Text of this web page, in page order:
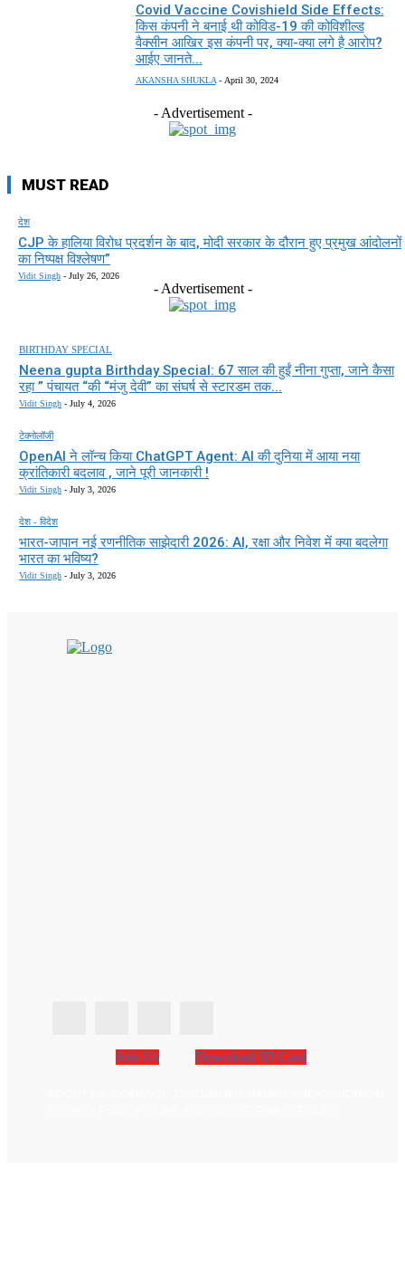
Covid Vaccine Covishield Side Effects:
किस कंपनी ने बनाई थी कोविड-19 की कोविशील्ड
वैक्सीन आखिर इस कंपनी पर, क्या-क्या लगे है आरोप?
आईए जानते...
AKANSHA SHUKLA - April 30, 2024
- Advertisement -
MUST READ
देश
CJP के हालिया विरोध प्रदर्शन के बाद, मोदी सरकार के दौरान हुए प्रमुख आंदोलनों
का निष्पक्ष विश्लेषण”
Vidit Singh - July 26, 2026
- Advertisement -
BIRTHDAY SPECIAL
Neena gupta Birthday Special: 67 साल की हुईं नीना गुप्ता, जाने कैसा
रहा ” पंचायत “की “मंजु देवी” का संघर्ष से स्टारडम तक...
Vidit Singh - July 4, 2026
टेक्नोलॉजी
OpenAI ने लॉन्च किया ChatGPT Agent: AI की दुनिया में आया नया
क्रांतिकारी बदलाव , जाने पूरी जानकारी !
Vidit Singh - July 3, 2026
देश - विदेश
भारत-जापान नई रणनीतिक साझेदारी 2026: AI, रक्षा और निवेश में क्या बदलेगा
भारत का भविष्य?
Vidit Singh - July 3, 2026
Join Us Download ID Card